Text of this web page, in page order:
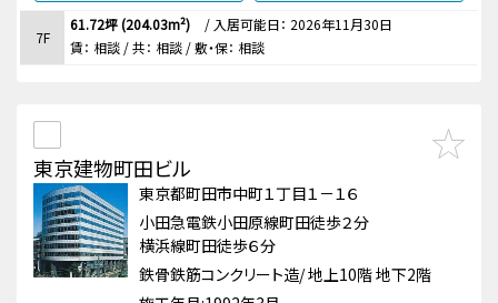
7F
61.72坪 (204.03m²) / 入居可能日： 2026年11月30日
賃： 相談 / 共： 相談 / 敷・保： 相談
東京建物町田ビル
東京都町田市中町１丁目１－１６
小田急電鉄小田原線町田徒歩２分
横浜線町田徒歩６分
鉄骨鉄筋コンクリート造/ 地上10階 地下2階